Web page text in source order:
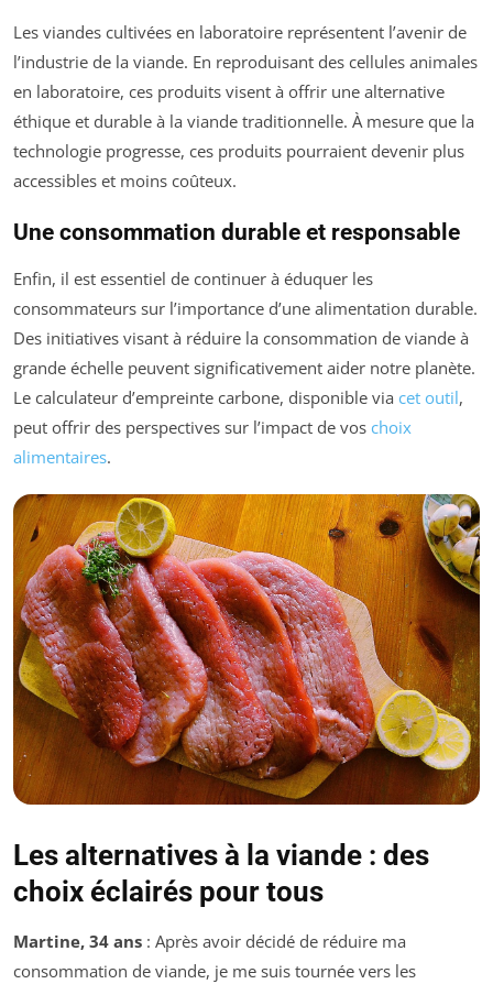
Les viandes cultivées en laboratoire représentent l’avenir de
l’industrie de la viande. En reproduisant des cellules animales
en laboratoire, ces produits visent à offrir une alternative
éthique et durable à la viande traditionnelle. À mesure que la
technologie progresse, ces produits pourraient devenir plus
accessibles et moins coûteux.
Une consommation durable et responsable
Enfin, il est essentiel de continuer à éduquer les
consommateurs sur l’importance d’une alimentation durable.
Des initiatives visant à réduire la consommation de viande à
grande échelle peuvent significativement aider notre planète.
Le calculateur d’empreinte carbone, disponible via cet outil,
peut offrir des perspectives sur l’impact de vos choix
alimentaires.
Les alternatives à la viande : des
choix éclairés pour tous
Martine, 34 ans : Après avoir décidé de réduire ma
consommation de viande, je me suis tournée vers les